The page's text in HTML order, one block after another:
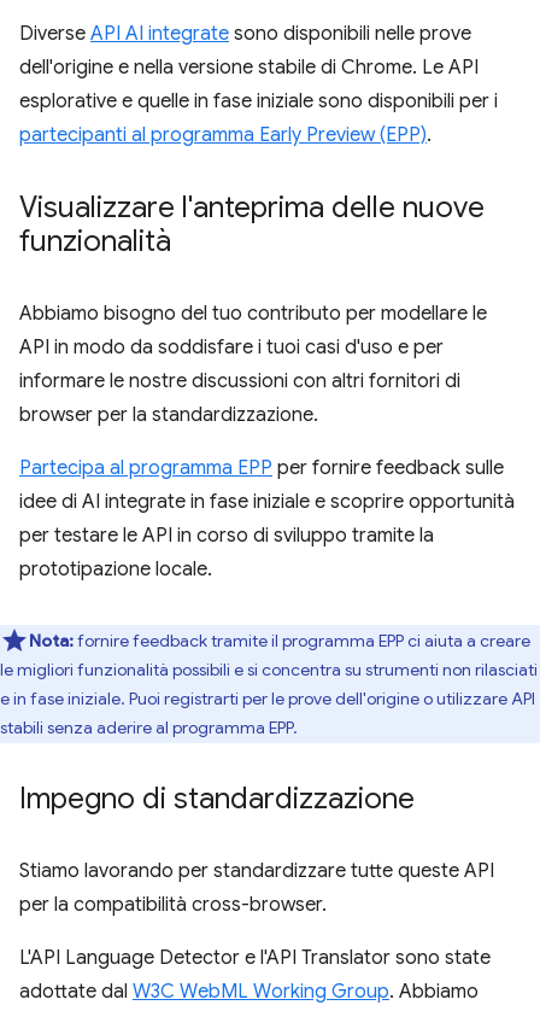
Diverse API AI integrate sono disponibili nelle prove
dell'origine e nella versione stabile di Chrome. Le API
esplorative e quelle in fase iniziale sono disponibili per i
partecipanti al programma Early Preview (EPP).
Visualizzare l'anteprima delle nuove
funzionalità
Abbiamo bisogno del tuo contributo per modellare le
API in modo da soddisfare i tuoi casi d'uso e per
informare le nostre discussioni con altri fornitori di
browser per la standardizzazione.
Partecipa al programma EPP per fornire feedback sulle
idee di AI integrate in fase iniziale e scoprire opportunità
per testare le API in corso di sviluppo tramite la
prototipazione locale.
Nota:fornire feedback tramite il programma EPP ci aiuta a creare
le migliori funzionalità possibili e si concentra su strumenti non rilasciati
e in fase iniziale. Puoi registrarti per le prove dell'origine o utilizzare API
stabili senza aderire al programma EPP.
Impegno di standardizzazione
Stiamo lavorando per standardizzare tutte queste API
per la compatibilità cross-browser.
L'API Language Detector e l'API Translator sono state
adottate dal W3C WebML Working Group. Abbiamo